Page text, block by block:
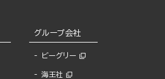
グループ会社
ビーグリー
海王社